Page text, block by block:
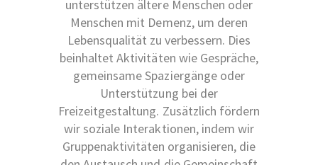
unterstützen ältere Menschen oder
Menschen mit Demenz, um deren
Lebensqualität zu verbessern. Dies
beinhaltet Aktivitäten wie Gespräche,
gemeinsame Spaziergänge oder
Unterstützung bei der
Freizeitgestaltung. Zusätzlich fördern
wir soziale Interaktionen, indem wir
Gruppenaktivitäten organisieren, die